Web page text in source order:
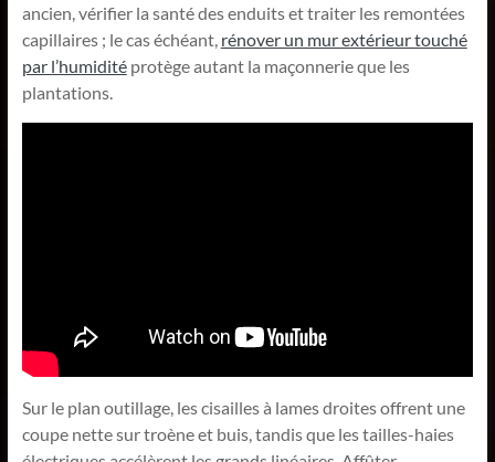
ancien, vérifier la santé des enduits et traiter les remontées
capillaires ; le cas échéant, rénover un mur extérieur touché
par l’humiditéprotège autant la maçonnerie que les
plantations.
Sur le plan outillage, les cisailles à lames droites offrent une
coupe nette sur troène et buis, tandis que les tailles-haies